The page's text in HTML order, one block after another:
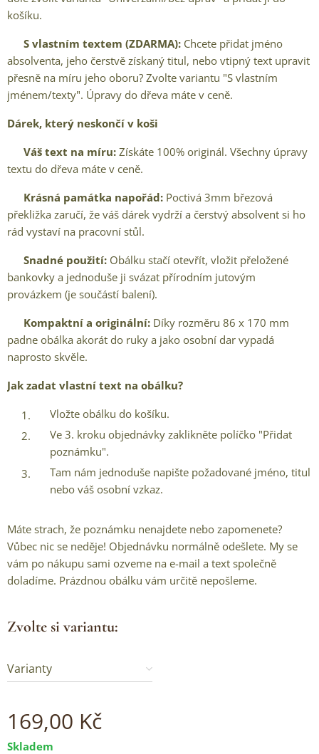
košíku.
S vlastním textem (ZDARMA): Chcete přidat jméno
absolventa, jeho čerstvě získaný titul, nebo vtipný text upravit
přesně na míru jeho oboru? Zvolte variantu "S vlastním
jménem/texty". Úpravy do dřeva máte v ceně.
Dárek, který neskončí v koši
Váš text na míru: Získáte 100% originál. Všechny úpravy
textu do dřeva máte v ceně.
Krásná památka napořád: Poctivá 3mm březová
překližka zaručí, že váš dárek vydrží a čerstvý absolvent si ho
rád vystaví na pracovní stůl.
Snadné použití: Obálku stačí otevřít, vložit přeložené
bankovky a jednoduše ji svázat přírodním jutovým
provázkem (je součástí balení).
Kompaktní a originální: Díky rozměru 86 x 170 mm
padne obálka akorát do ruky a jako osobní dar vypadá
naprosto skvěle.
Jak zadat vlastní text na obálku?
Vložte obálku do košíku.
Ve 3. kroku objednávky zaklikněte políčko "Přidat
poznámku".
Tam nám jednoduše napište požadované jméno, titul
nebo váš osobní vzkaz.
Máte strach, že poznámku nenajdete nebo zapomenete?
Vůbec nic se neděje! Objednávku normálně odešlete. My se
vám po nákupu sami ozveme na e-mail a text společně
doladíme. Prázdnou obálku vám určitě nepošleme.
Zvolte si variantu:
Varianty
169,00 Kč
Skladem